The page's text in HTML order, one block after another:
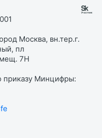
Москва, вн.тер.г.
пл
7Н
приказу Минцифры: